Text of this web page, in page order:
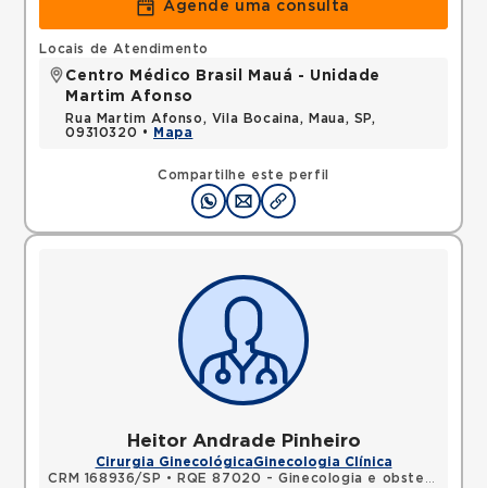
Agende uma consulta
Compartilhe este perfil
Locais de Atendimento
Centro Médico Brasil Mauá - Unidade
Martim Afonso
Rua Martim Afonso, Vila Bocaina, Maua, SP,
09310320 •
Mapa
Heitor Andrade Pinheiro
Cirurgia GinecológicaGinecologia Clínica
CRM 168936/SP •
RQE 87020 - Ginecologia e obstetrícia